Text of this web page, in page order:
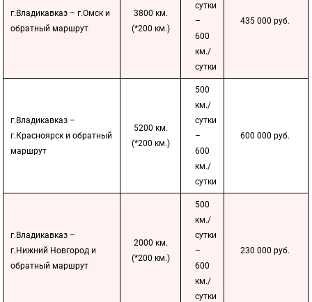
г.Владикавказ – г.Омск и
обратный маршрут
3800 км.
(*200 км.)
сутки
–
600
км./
сутки
435 000 руб.
г.Владикавказ –
г.Красноярск и обратный
маршрут
5200 км.
(*200 км.)
500
км./
сутки
–
600
км./
сутки
600 000 руб.
г.Владикавказ –
г.Нижний Новгород и
обратный маршрут
2000 км.
(*200 км.)
500
км./
сутки
–
600
км./
сутки
230 000 руб.